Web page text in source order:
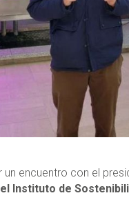
un encuentro con el
Instituto de